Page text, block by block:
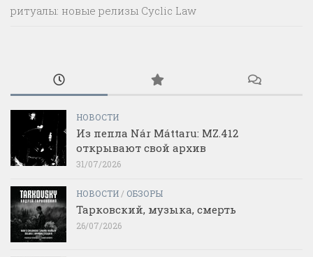
ритуалы: новые релизы Cyclic Law
НОВОСТИ
Из пепла Nár Máttaru: MZ.412
открывают свой архив
31/07/2026
НОВОСТИ / ОБЗОРЫ
Тарковский, музыка, смерть
26/07/2026